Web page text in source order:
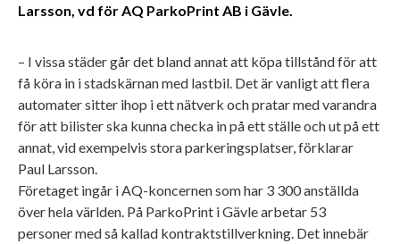
Larsson, vd för AQ ParkoPrint AB i Gävle.
– I vissa städer går det bland annat att köpa tillstånd för att
få köra in i stadskärnan med lastbil. Det är vanligt att flera
automater sitter ihop i ett nätverk och pratar med varandra
för att bilister ska kunna checka in på ett ställe och ut på ett
annat, vid exempelvis stora parkeringsplatser, förklarar
Paul Larsson.
Företaget ingår i AQ-koncernen som har 3 300 anställda
över hela världen. På ParkoPrint i Gävle arbetar 53
personer med så kallad kontraktstillverkning. Det innebär